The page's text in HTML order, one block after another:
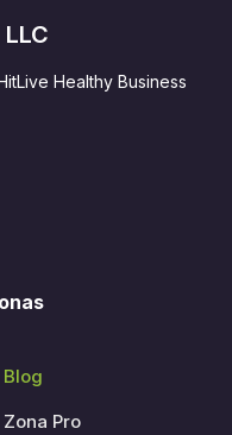
Healthy Business
Blog
Zona Pro